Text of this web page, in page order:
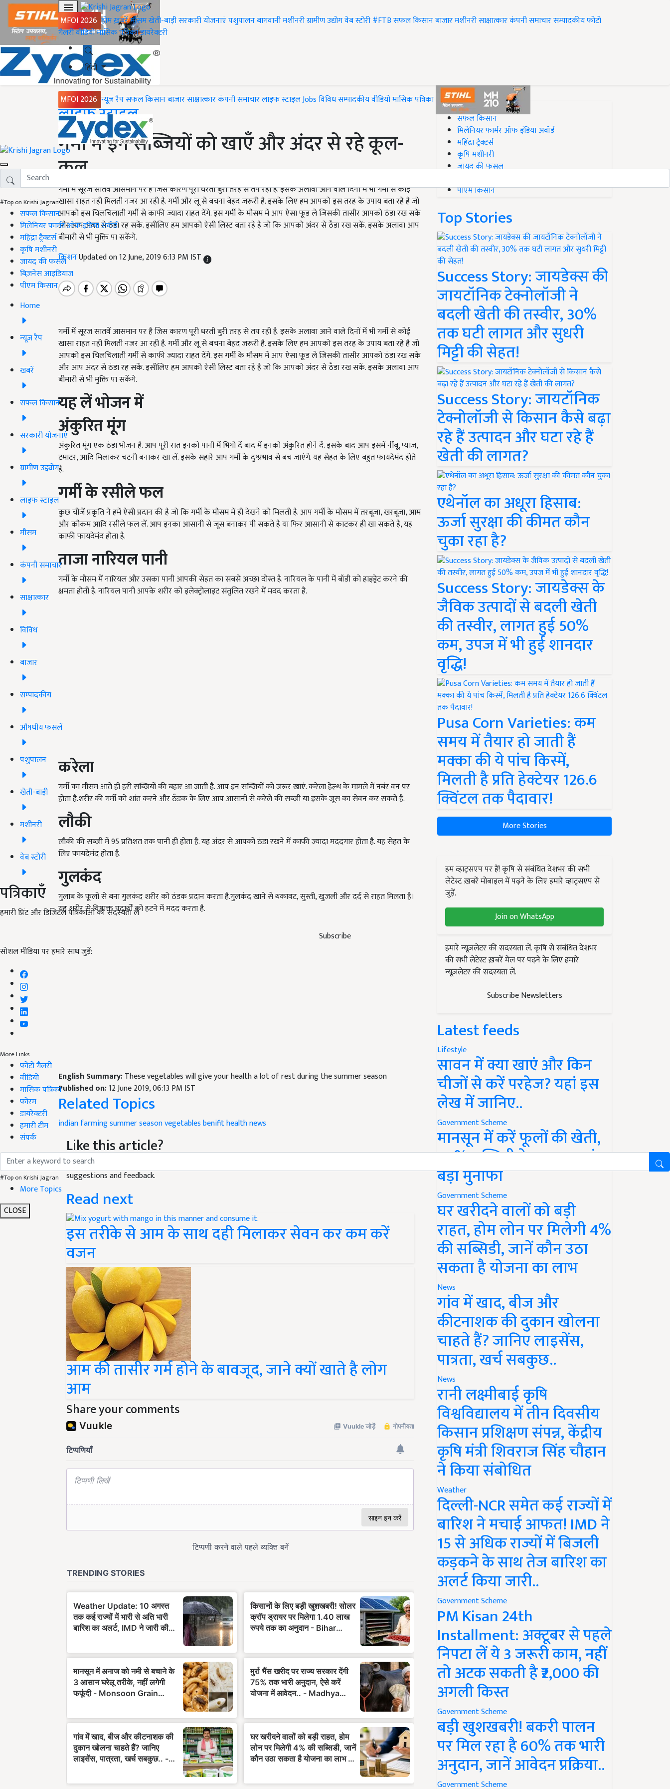
MFOI 2026 होमख़बरेंमौसमखेती-बाड़ीसरकारी योजनाएंपशुपालनबागवानीमशीनरीग्रामीण उद्योगवेब स्टोरी#FTBसफल किसानबाजारमशीनरीसाक्षात्कारकंपनी समाचारसम्पादकीयफोटो
गैलरीवीडियोमासिक पत्रिकाडायरेक्टरी
हिंदी
MFOI 2026 न्यूज़ रैपसफल किसानबाजारसाक्षात्कारकंपनी समाचारलाइफ स्टाइलJobsविविधसम्पादकीयवीडियोमासिक पत्रिका
#Top on Krishi Jagran
सफल किसान
मिलेनियर फार्मर ऑफ इंडिया अवॉर्ड
महिंद्रा ट्रैक्टर्स
कृषि मशीनरी
जायद की फसल
बिज़नेस आइडियाज
पीएम किसान
Home
न्यूज़ रैप
खबरें
सफल किसान
सरकारी योजनाएं
ग्रामीण उद्द्योग
लाइफ स्टाइल
मौसम
कंपनी समाचार
साक्षात्कार
विविध
बाजार
सम्पादकीय
औषधीय फसलें
पशुपालन
खेती-बाड़ी
मशीनरी
वेब स्टोरी
पत्रिकाएँ
हमारी प्रिंट और डिजिटल पत्रिकाओं की सदस्यता लें
Subscribe
सोशल मीडिया पर हमारे साथ जुड़ें:
More Links
फोटो गैलरी
वीडियो
मासिक पत्रिका
फोरम
डायरेक्टरी
हमारी टीम
संपर्क
#Top on Krishi Jagran
More Topics
CLOSE
Home
लाइफ स्टाइल
गर्मी में इन सब्जियों को खाएँ और अंदर से रहे कूल-
कूल
गर्मी में सूरज सातवें आसमान पर है जिस कारण पूरी धरती बुरी तरह से तप रही है. इसके अलावा आने वाले दिनों में भी गर्मी से कोई
खासा राहत नहीं मिलती नजर आ रही है. गर्मी और लू से बचना बेहद जरूरी है. इसके लिए हम आपको इस तरह के उपाय बता रहे है जो
आपको इस चिलचिलाती गर्मी से काफी ज्यादा राहत देंगे. इस गर्मी के मौसम में आप ऐसा फूड ले जिसकी तासीर आपको ठंडा रख सकें
और आप अंदर से ठंडा रह सकें. इसीलिए हम आपको ऐसी लिस्ट बता रहे है जो कि आपको अंदर से ठँडा रख सकें. इसके अलावा आप
बीमारी से भी मुक्ति पा सकेंगे.
किशनUpdated on 12 June, 2019 6:13 PM IST
गर्मी में सूरज सातवें आसमान पर है जिस कारण पूरी धरती बुरी तरह से तप रही है. इसके अलावा आने वाले दिनों में भी गर्मी से कोई
खासा राहत नहीं मिलती नजर आ रही है. गर्मी और लू से बचना बेहद जरूरी है. इसके लिए हम आपको इस तरह के उपाय बता रहे है जो
आपको इस चिलचिलाती गर्मी से काफी ज्यादा राहत देंगे. इस गर्मी के मौसम में आप ऐसा फूड ले जिसकी तासीर आपको ठंडा रख सकें
और आप अंदर से ठंडा रह सकें. इसीलिए हम आपको ऐसी लिस्ट बता रहे है जो कि आपको अंदर से ठँडा रख सकें. इसके अलावा आप
बीमारी से भी मुक्ति पा सकेंगे.
यह लें भोजन में
अंकुरित मूंग
अंकुरित मूंग एक ठंडा भोजन है. आप पूरी रात इनको पानी में भिगो दें बाद में इनको अंकुरित होने दें. इसके बाद आप इसमें नींबू, प्याज,
टमाटर, आदि मिलाकर चटनी बनाकर खा लें. इसके सहारे आप गर्मी के दुष्प्रभाव से बच जाएंगे. यह सेहत के लिए बहुत फायदेमंद होते
है.
गर्मी के रसीले फल
कुछ चीजें प्रकृति ने हमें ऐसी प्रदान की है जो कि गर्मी के मौसम में ही देखने को मिलती है. आप गर्मी के मौसम में तरबूजा, खरबूजा, आम
और कौकम आदि रसीले फल लें. आप इनका आसानी से जूस बनाकर पी सकते है या फिर आसानी से काटकर ही खा सकते है, यह
काफी फायदेमंद होता है.
ताजा नारियल पानी
गर्मी के मौसम में नारियल और उसका पानी आपकी सेहत का सबसे अच्छा दोस्त है. नारियल के पानी में बॉडी को हाइड्रेट करने की
क्षमता होती है. नारियल पानी आपके शरीर को इलेक्ट्रोलाइट संतुलित रखने में मदद करता है.
करेला
गर्मी का मौसम आते ही हरी सब्जियों की बहार आ जाती है. आप इन सब्जियों को जरूर खाएं. करेला हेल्थ के मामले में नबंर वन पर
होता है.शरीर की गर्मी को शांत करने और ठँडक के लिए आप आसानी से करेले की सब्जी या इसके जूस का सेवन कर सकते है.
लौकी
लौकी की सब्जी में 95 प्रतिशत तक पानी ही होता है. यह अंदर से आपको ठंडा रखने में काफी ज्यादा मददगार होता है. यह सेहत के
लिए फायदेमंद होता है.
गुलकंद
गुलाब के फूलों से बना गुलकंद शरीर को ठंडक प्रदान करता है.गुलकंद खाने से थकावट, सुस्ती, खुजली और दर्द से राहत मिलता है।
यह शरीर से विषाक्त पदार्थों को हटने में मदद करता है.
English Summary:These vegetables will give your health a lot of rest during the summer season
Published on:12 June 2019, 06:13 PM IST
Related Topics
indian farmingsummer seasonvegetables benifithealth news
Like this article?
Hey! I am
suggestions and feedback.
Read next
इस तरीके से आम के साथ दही मिलाकर सेवन कर कम करें
वजन
आम की तासीर गर्म होने के बावजूद, जाने क्यों खाते है लोग
आम
Share your comments
#Top on Krishi Jagran
सफल किसान
मिलेनियर फार्मर ऑफ इंडिया अवॉर्ड
महिंद्रा ट्रैक्टर्स
कृषि मशीनरी
जायद की फसल
पीएम किसान
Top Stories
Success Story: जायडेक्स की
जायटॉनिक टेक्नोलॉजी ने
बदली खेती की तस्वीर, 30%
तक घटी लागत और सुधरी
मिट्टी की सेहत!
Success Story: जायटॉनिक
टेक्नोलॉजी से किसान कैसे बढ़ा
रहे हैं उत्पादन और घटा रहे हैं
खेती की लागत?
एथेनॉल का अधूरा हिसाब:
ऊर्जा सुरक्षा की कीमत कौन
चुका रहा है?
Success Story: जायडेक्स के
जैविक उत्पादों से बदली खेती
की तस्वीर, लागत हुई 50%
कम, उपज में भी हुई शानदार
वृद्धि!
Pusa Corn Varieties: कम
समय में तैयार हो जाती हैं
मक्का की ये पांच किस्में,
मिलती है प्रति हेक्टेयर 126.6
क्विंटल तक पैदावार!
More Stories
हम व्हाट्सएप पर हैं! कृषि से संबंधित देशभर की सभी
लेटेस्ट ख़बरें मोबाइल में पढ़ने के लिए हमारे व्हाट्सएप से
जुड़ें.
Join on WhatsApp
हमारे न्यूज़लेटर की सदस्यता लें. कृषि से संबंधित देशभर
की सभी लेटेस्ट ख़बरें मेल पर पढ़ने के लिए हमारे
न्यूज़लेटर की सदस्यता लें.
Subscribe Newsletters
Latest feeds
Lifestyle
सावन में क्या खाएं और किन
चीजों से करें परहेज? यहां इस
लेख में जानिए..
Government Scheme
मानसून में करें फूलों की खेती,
50% सब्सिडी के साथ कमाएं
बड़ा मुनाफा
Government Scheme
घर खरीदने वालों को बड़ी
राहत, होम लोन पर मिलेगी 4%
की सब्सिडी, जानें कौन उठा
सकता है योजना का लाभ
News
गांव में खाद, बीज और
कीटनाशक की दुकान खोलना
चाहते हैं? जानिए लाइसेंस,
पात्रता, खर्च सबकुछ..
News
रानी लक्ष्मीबाई कृषि
विश्वविद्यालय में तीन दिवसीय
किसान प्रशिक्षण संपन्न, केंद्रीय
कृषि मंत्री शिवराज सिंह चौहान
ने किया संबोधित
Weather
दिल्ली-NCR समेत कई राज्यों में
बारिश ने मचाई आफत! IMD ने
15 से अधिक राज्यों में बिजली
कड़कने के साथ तेज बारिश का
अलर्ट किया जारी..
Government Scheme
PM Kisan 24th
Installment: अक्टूबर से पहले
निपटा लें ये 3 जरूरी काम, नहीं
तो अटक सकती है ₹2,000 की
अगली किस्त
Government Scheme
बड़ी खुशखबरी! बकरी पालन
पर मिल रहा है 60% तक भारी
अनुदान, जानें आवेदन प्रक्रिया..
Government Scheme